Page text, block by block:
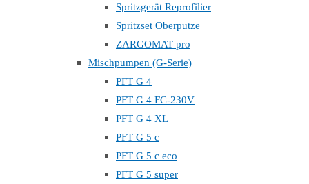
Spritzgerät Reprofilier
Spritzset Oberputze
ZARGOMAT pro
Mischpumpen (G-Serie)
PFT G 4
PFT G 4 FC-230V
PFT G 4 XL
PFT G 5 c
PFT G 5 c eco
PFT G 5 super